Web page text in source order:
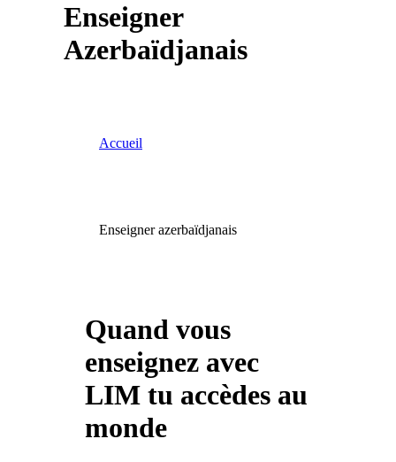
Enseigner
Azerbaïdjanais
Accueil
Enseigner azerbaïdjanais
Quand vous
enseignez avec
LIM tu accèdes au
monde